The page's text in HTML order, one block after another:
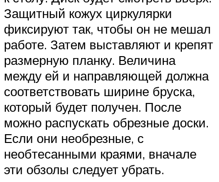
Защитный кожух циркулярки
фиксируют так, чтобы он не мешал
работе. Затем выставляют и крепят
размерную планку. Величина
между ей и направляющей должна
соответствовать ширине бруска,
который будет получен. После
можно распускать обрезные доски.
Если они необрезные, с
необтесанными краями, вначале
эти обзолы следует убрать.